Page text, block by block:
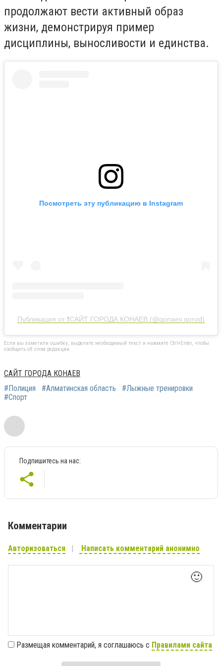
продолжают вести активный образ
жизни, демонстрируя пример
дисциплины, выносливости и единства.
Посмотреть эту публикацию в Instagram
Публикация от ❗️САЙТ ГОРОДА КОНАЕВ (@qonaev.gorod)
Если вы заметили ошибку, выделите необходимый текст и нажмите Ctrl+Enter, чтобы
сообщить об этом редакции
САЙТ ГОРОДА КОНАЕВ
#Полиция
#Алматинская область
#Лыжные тренировки
#Спорт
Подпишитесь на нас:
Комментарии
Авторизоваться Написать комментарий анонимно
🙂
Размещая комментарий, я соглашаюсь с Правилами сайта